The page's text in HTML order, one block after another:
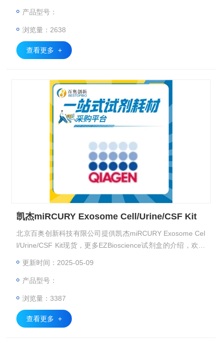
产品型号：
浏览量：2638
查看更多 +
凯杰miRCURY Exosome Cell/Urine/CSF Kit
北京百奥创新科技有限公司提供凯杰miRCURY Exosome Cel
l/Urine/CSF Kit现货，更多EZBioscience试剂盒的介绍，欢迎
更新时间：2025-05-09
产品型号：
浏览量：3387
查看更多 +